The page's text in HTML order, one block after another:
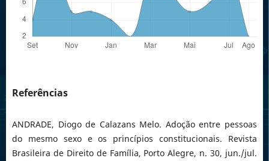
Referências
ANDRADE, Diogo de Calazans Melo. Adoção entre pessoas
do mesmo sexo e os princípios constitucionais. Revista
Brasileira de Direito de Família, Porto Alegre, n. 30, jun./jul.